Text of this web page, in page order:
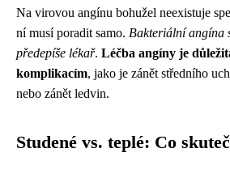
Na virovou angínu bohužel neexistuje
ní musí poradit samo. Bakteriální angína
předepíše lékař. Léčba angíny je
komplikacím, jako je zánět středního
nebo zánět ledvin.
Studené vs. teplé: Co